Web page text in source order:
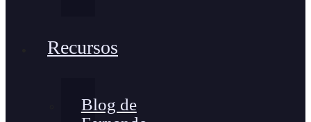
Recursos
Blog de